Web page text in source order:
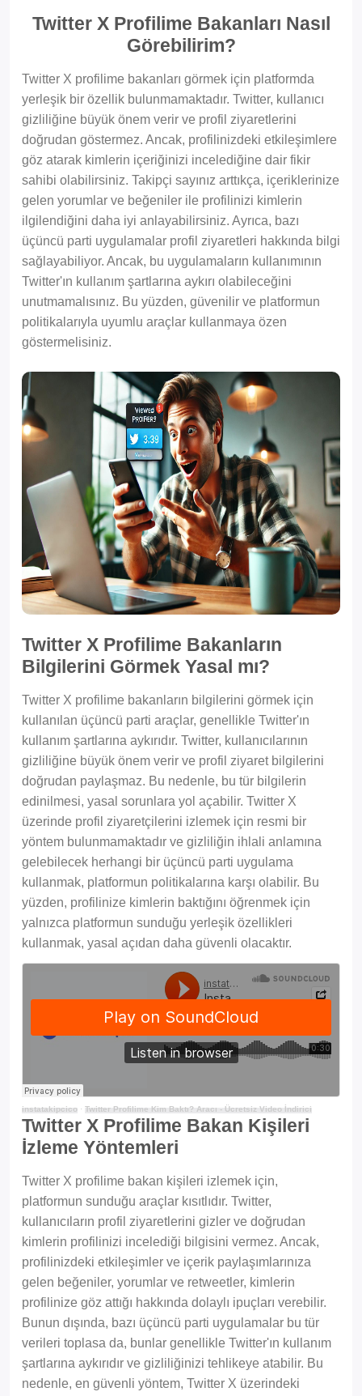
Twitter X Profilime Bakanları Nasıl
Görebilirim?
Twitter X profilime bakanları görmek için platformda
yerleşik bir özellik bulunmamaktadır. Twitter, kullanıcı
gizliliğine büyük önem verir ve profil ziyaretlerini
doğrudan göstermez. Ancak, profilinizdeki etkileşimlere
göz atarak kimlerin içeriğinizi incelediğine dair fikir
sahibi olabilirsiniz. Takipçi sayınız arttıkça, içeriklerinize
gelen yorumlar ve beğeniler ile profilinizi kimlerin
ilgilendiğini daha iyi anlayabilirsiniz. Ayrıca, bazı
üçüncü parti uygulamalar profil ziyaretleri hakkında bilgi
sağlayabiliyor. Ancak, bu uygulamaların kullanımının
Twitter'ın kullanım şartlarına aykırı olabileceğini
unutmamalısınız. Bu yüzden, güvenilir ve platformun
politikalarıyla uyumlu araçlar kullanmaya özen
göstermelisiniz.
Twitter X Profilime Bakanların
Bilgilerini Görmek Yasal mı?
Twitter X profilime bakanların bilgilerini görmek için
kullanılan üçüncü parti araçlar, genellikle Twitter'ın
kullanım şartlarına aykırıdır. Twitter, kullanıcılarının
gizliliğine büyük önem verir ve profil ziyaret bilgilerini
doğrudan paylaşmaz. Bu nedenle, bu tür bilgilerin
edinilmesi, yasal sorunlara yol açabilir. Twitter X
üzerinde profil ziyaretçilerini izlemek için resmi bir
yöntem bulunmamaktadır ve gizliliğin ihlali anlamına
gelebilecek herhangi bir üçüncü parti uygulama
kullanmak, platformun politikalarına karşı olabilir. Bu
yüzden, profilinize kimlerin baktığını öğrenmek için
yalnızca platformun sunduğu yerleşik özellikleri
kullanmak, yasal açıdan daha güvenli olacaktır.
instatakipcico · Twitter Profilime Kim Baktı? Aracı - Ücretsiz Video İndirici
Twitter X Profilime Bakan Kişileri
İzleme Yöntemleri
Twitter X profilime bakan kişileri izlemek için,
platformun sunduğu araçlar kısıtlıdır. Twitter,
kullanıcıların profil ziyaretlerini gizler ve doğrudan
kimlerin profilinizi incelediği bilgisini vermez. Ancak,
profilinizdeki etkileşimler ve içerik paylaşımlarınıza
gelen beğeniler, yorumlar ve retweetler, kimlerin
profilinize göz attığı hakkında dolaylı ipuçları verebilir.
Bunun dışında, bazı üçüncü parti uygulamalar bu tür
verileri toplasa da, bunlar genellikle Twitter'ın kullanım
şartlarına aykırıdır ve gizliliğinizi tehlikeye atabilir. Bu
nedenle, en güvenli yöntem, Twitter X üzerindeki